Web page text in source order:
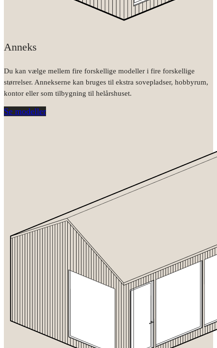
Anneks
Du kan vælge mellem fire forskellige modeller i fire forskellige
størrelser. Annekserne kan bruges til ekstra sovepladser, hobbyrum,
kontor eller som tilbygning til helårshuset.
Se modeller